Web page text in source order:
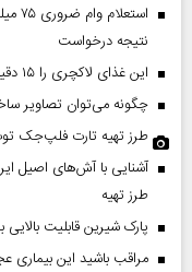
نتیجه درخواست
این غذای لاکچری را ۱۵ دقیقه‌ای آماده کنید
چگونه می‌توان تصاویر
طرز تهیه تارت فلپ‌جک
آشنایی با آش‌های اصیل
طرز تهیه
پارک شیرین قابلیت‌
مراقب باشید این بیماری